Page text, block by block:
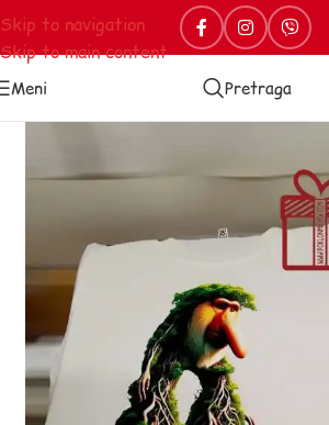
Skip to navigation
Skip to main content
Meni Pretraga